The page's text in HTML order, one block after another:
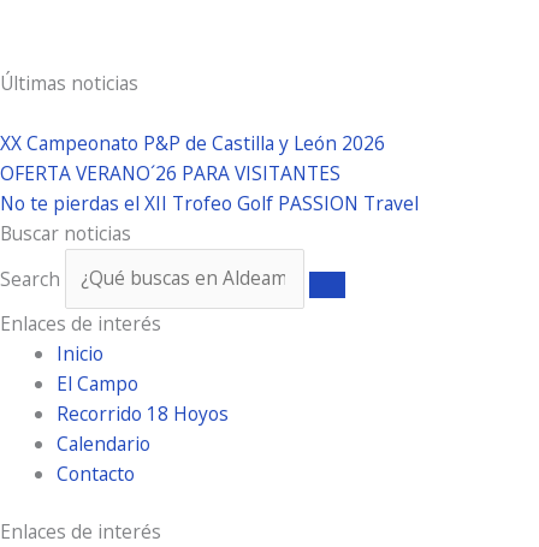
Últimas noticias
XX Campeonato P&P de Castilla y León 2026
OFERTA VERANO´26 PARA VISITANTES
No te pierdas el XII Trofeo Golf PASSION Travel
Buscar noticias
Search
Enlaces de interés
Inicio
El Campo
Recorrido 18 Hoyos
Calendario
Contacto
Enlaces de interés